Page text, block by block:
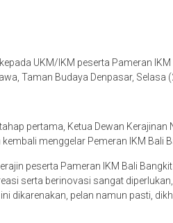
UKM/IKM peserta Pameran IKM
Taman Budaya Denpasar, Selasa
pertama, Ketua Dewan Kerajinan
menggelar Pemeran IKM Bali
peserta Pameran IKM Bali
serta berinovasi sangat
dikarenakan, pelan namun pasti,